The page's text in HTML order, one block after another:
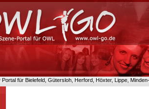
für Bielefeld, Gütersloh, Herford, Höxter, Lippe,